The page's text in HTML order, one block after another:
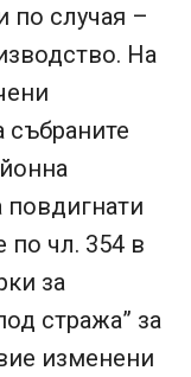
по случая –
На
събраните
повдигнати
по чл. 354 в
за
стража” за
изменени